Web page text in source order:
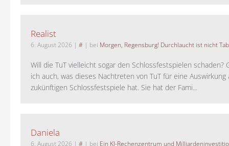
Realist
6. August 2026 | # | bei Morgen, Regensburg! Durchlaucht ist nicht
Will die TuT vielleicht sogar den Schlossfestspielen schaden?
ich auch, was dieses Nachtreten von TuT für eine Auswirkung
zukünftigen Schlossfestspiele hat. Sie hat der Fami...
Daniela
6. August 2026 | # | bei Ein KI-Rechenzentrum und